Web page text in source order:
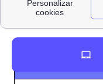
garantizando una